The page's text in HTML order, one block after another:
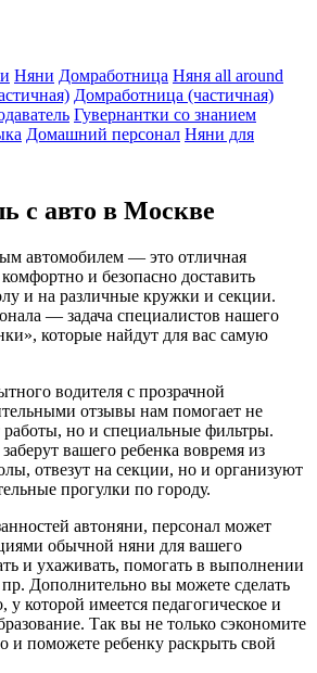
Няни Домработница Няня all around
Домработница (частичная)
Гувернантки со знанием
Домашний персонал Няни для
с авто в Москве
автомобилем — это отличная
и безопасно доставить
и на различные кружки и секции.
— задача специалистов нашего
которые найдут для вас самую
водителя с прозрачной
отзывы нам помогает не
но и специальные фильтры.
вашего ребенка вовремя из
отвезут на секции, но и организуют
прогулки по городу.
автоняни, персонал может
обычной няни для вашего
и ухаживать, помогать в выполнении
Дополнительно вы можете сделать
у которой имеется педагогическое и
Так вы не только сэкономите
и поможете ребенку раскрыть свой